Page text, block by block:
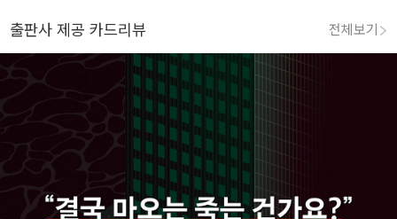
출판사 제공 카드리뷰 전체보기